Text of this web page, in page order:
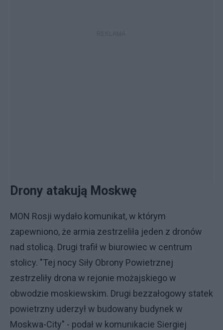
Drony atakują Moskwę
MON Rosji wydało komunikat, w którym
zapewniono, że armia zestrzeliła jeden z dronów
nad stolicą. Drugi trafił w biurowiec w centrum
stolicy. "Tej nocy Siły Obrony Powietrznej
zestrzeliły drona w rejonie możajskiego w
obwodzie moskiewskim. Drugi bezzałogowy statek
powietrzny uderzył w budowany budynek w
Moskwa-City" - podał w komunikacie Siergiej